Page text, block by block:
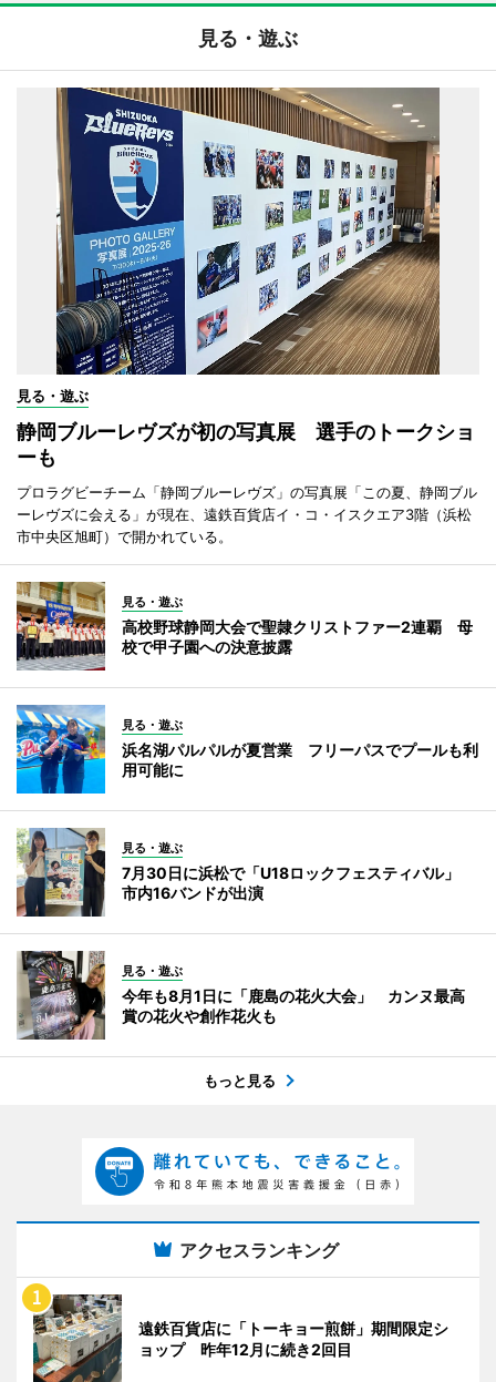
見る・遊ぶ
見る・遊ぶ
静岡ブルーレヴズが初の写真展 選手のトークショ
ーも
プロラグビーチーム「静岡ブルーレヴズ」の写真展「この夏、静岡ブル
ーレヴズに会える」が現在、遠鉄百貨店イ・コ・イスクエア3階（浜松
市中央区旭町）で開かれている。
見る・遊ぶ
高校野球静岡大会で聖隷クリストファー2連覇 母
校で甲子園への決意披露
見る・遊ぶ
浜名湖パルパルが夏営業 フリーパスでプールも利
用可能に
見る・遊ぶ
7月30日に浜松で「U18ロックフェスティバル」
市内16バンドが出演
見る・遊ぶ
今年も8月1日に「鹿島の花火大会」 カンヌ最高
賞の花火や創作花火も
もっと見る
アクセスランキング
遠鉄百貨店に「トーキョー煎餅」期間限定シ
ョップ 昨年12月に続き2回目